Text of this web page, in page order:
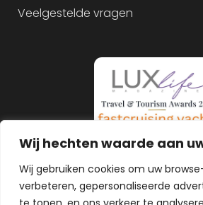
Wij hechten waarde aan
Wij gebruiken cookies om uw
verbeteren, gepersonaliseerde
Veelgestelde vragen